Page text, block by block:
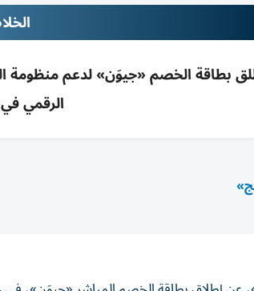
بطاقة الخصم «جيوَن» لدعم منظومة
الرقمي